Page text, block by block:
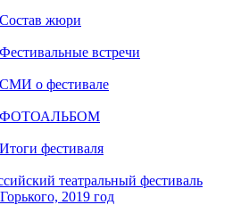
Состав жюри
Фестивальные встречи
СМИ о фестивале
ФОТОАЛЬБОМ
Итоги фестиваля
театральный фестиваль
2019 год